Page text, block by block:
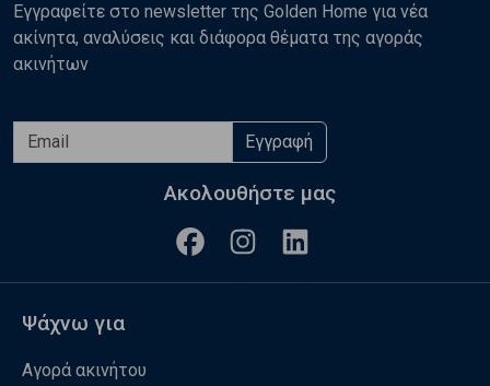
Εγγραφείτε στο newsletter της Golden Home για νέα
ακίνητα, αναλύσεις και διάφορα θέματα της αγοράς
ακινήτων
Εγγραφή
Ακολουθήστε μας
Ψάχνω για
Αγορά ακινήτου